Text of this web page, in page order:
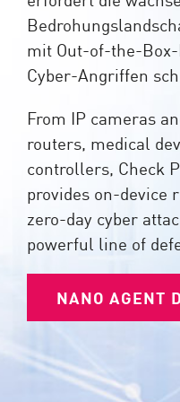
mit Out-of-the-
Cyber-Angriffen
From IP cameras
routers, medical
controllers, Check
provides on-device
zero-day cyber
powerful line of
NANO AGENT